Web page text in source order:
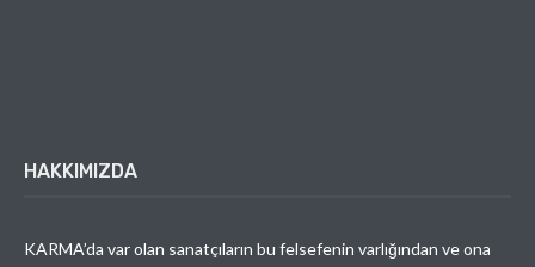
HAKKIMIZDA
KARMA’da var olan sanatçıların bu felsefenin varlığından ve ona